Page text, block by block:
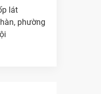
lát
phường